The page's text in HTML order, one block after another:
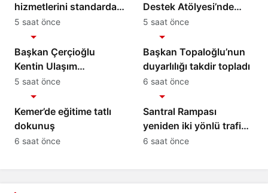
hizmetlerini standarda
bağlayacak iş birliği
protokolü imzalandı
5 saat önce
Destek Atölyesi’nde
Matematik Eğitimi
5 saat önce
Başkan Çerçioğlu
Kentin Ulaşım
Altyapısını Güçlendiren
Çalışmalarına Devam
Ediyor
5 saat önce
Başkan Topaloğlu’nun
duyarlılığı takdir topladı
6 saat önce
Kemer’de eğitime tatlı
dokunuş
6 saat önce
Santral Rampası
yeniden iki yönlü trafiğe
açıldı
6 saat önce